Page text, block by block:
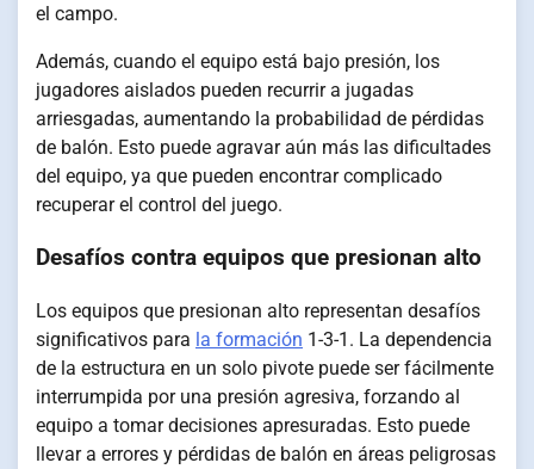
el campo.
Además, cuando el equipo está bajo presión, los
jugadores aislados pueden recurrir a jugadas
arriesgadas, aumentando la probabilidad de pérdidas
de balón. Esto puede agravar aún más las dificultades
del equipo, ya que pueden encontrar complicado
recuperar el control del juego.
Desafíos contra equipos que presionan alto
Los equipos que presionan alto representan desafíos
significativos para la formación 1-3-1. La dependencia
de la estructura en un solo pivote puede ser fácilmente
interrumpida por una presión agresiva, forzando al
equipo a tomar decisiones apresuradas. Esto puede
llevar a errores y pérdidas de balón en áreas peligrosas